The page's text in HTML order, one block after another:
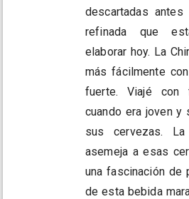
descartadas
refinada que
elaborar hoy. La
más fácilmente
fuerte. Viajé con
cuando era joven y
sus cervezas.
asemeja a esas
una fascinación de
de esta bebida